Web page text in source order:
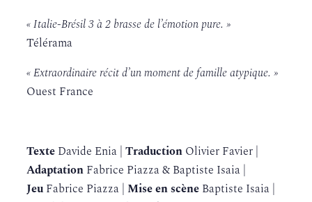
« Italie-Brésil 3 à 2 brasse de l’émotion pure. »
Télérama
« Extraordinaire récit d’un moment de famille atypique. »
Ouest France
Texte Davide Enia |Traduction Olivier Favier |
Adaptation Fabrice Piazza & Baptiste Isaia |
Jeu Fabrice Piazza |Mise en scène Baptiste Isaia |